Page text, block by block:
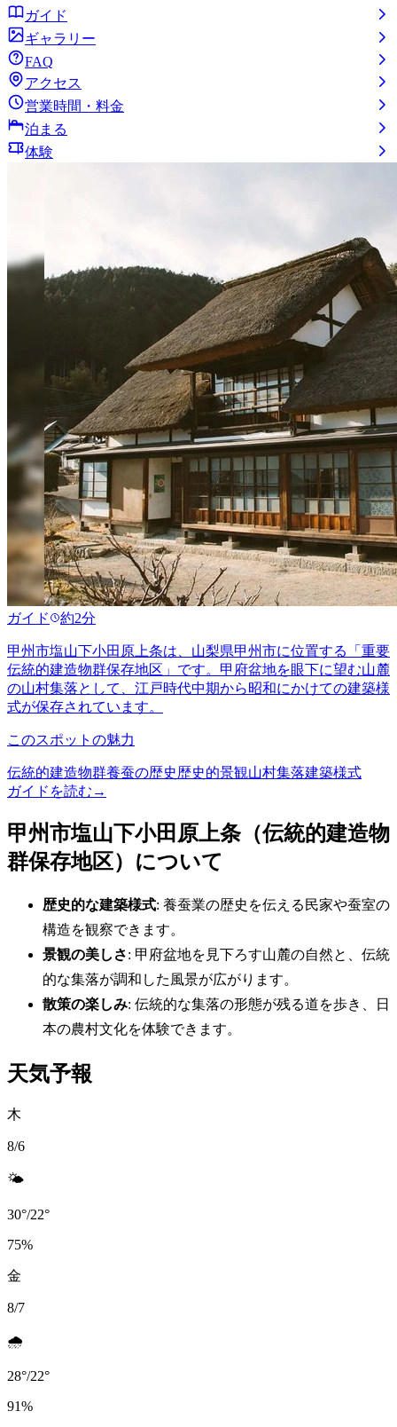
ガイド
ギャラリー
FAQ
アクセス
営業時間・料金
泊まる
体験
ガイド 約2分
甲州市塩山下小田原上条は、山梨県甲州市に位置する「重要
伝統的建造物群保存地区」です。甲府盆地を眼下に望む山麓
の山村集落として、江戸時代中期から昭和にかけての建築様
式が保存されています。
このスポットの魅力
伝統的建造物群養蚕の歴史歴史的景観山村集落建築様式
ガイドを読む →
甲州市塩山下小田原上条（伝統的建造物
群保存地区）について
歴史的な建築様式: 養蚕業の歴史を伝える民家や蚕室の
構造を観察できます。
景観の美しさ: 甲府盆地を見下ろす山麓の自然と、伝統
的な集落が調和した風景が広がります。
散策の楽しみ: 伝統的な集落の形態が残る道を歩き、日
本の農村文化を体験できます。
天気予報
木
8/6
🌤️
30°/22°
75%
金
8/7
🌧️
28°/22°
91%